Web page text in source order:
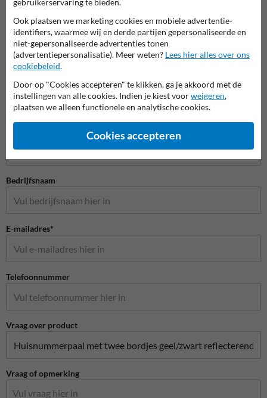
Stel je vraag aan Huisnummerpaal.be
Bedrijfsnaam
E-mailadres*
Telefoonnummer
Vraag over product
Vraag of opmerking
Ook plaatsen we marketing cookies en mobiele advertentie-
identifiers, waarmee wij en derde partijen gepersonaliseerde en
niet-gepersonaliseerde advertenties tonen
(advertentiepersonalisatie). Meer weten? Lees hier alles over ons
cookiebeleid.
Door op "Cookies accepteren" te klikken, ga je akkoord met de
instellingen van alle cookies. Indien je kiest voorweigeren,
plaatsen we alleen functionele en analytische cookies.
Cookies accepteren